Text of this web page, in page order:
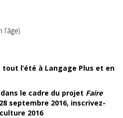
l’été à Langage Plus et en
le cadre du projet Faire
septembre 2016, inscrivez-
2016